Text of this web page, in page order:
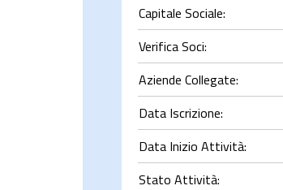
Capitale Sociale:
Verifica Soci:
Aziende Collegate:
Data Iscrizione:
Data Inizio Attività:
Stato Attività: